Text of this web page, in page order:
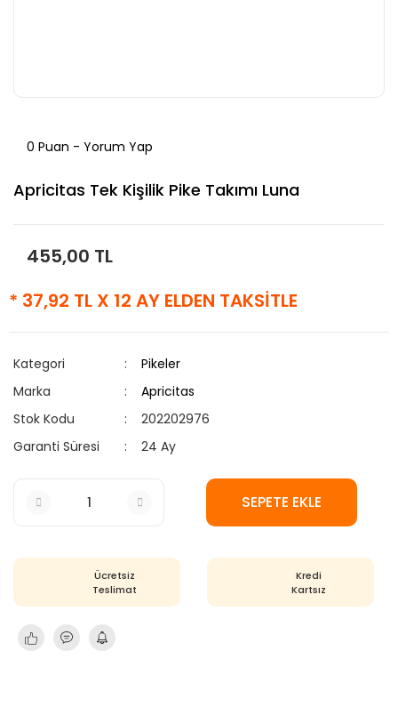
0 Puan - Yorum Yap
Apricitas Tek Kişilik Pike Takımı Luna
455,00 TL
* 37,92 TL X 12 AY ELDEN TAKSİTLE
Kategori
Pikeler
Marka
Apricitas
Stok Kodu
202202976
Garanti Süresi
24 Ay
SEPETE EKLE
Ücretsiz
Teslimat
Kredi
Kartsız